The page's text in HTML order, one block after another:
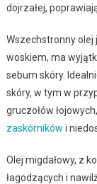
dojrzałej,
Wszechstronny olej
woskiem, ma
sebum skóry.
skóry, w tym w
gruczołów
zaskórników i
Olej migdałowy, z
łagodzących i